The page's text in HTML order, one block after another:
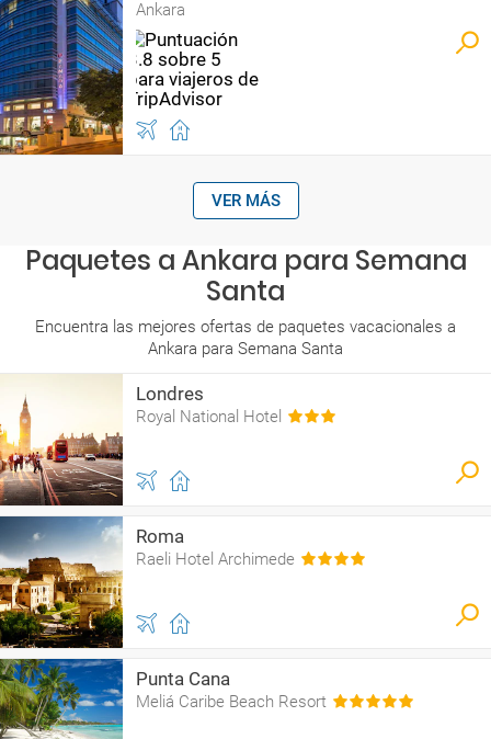
Ankara
VER MÁS
Paquetes a Ankara para Semana
Santa
Encuentra las mejores ofertas de paquetes vacacionales a
Ankara para Semana Santa
Londres
Royal National Hotel
Roma
Raeli Hotel Archimede
Punta Cana
Meliá Caribe Beach Resort